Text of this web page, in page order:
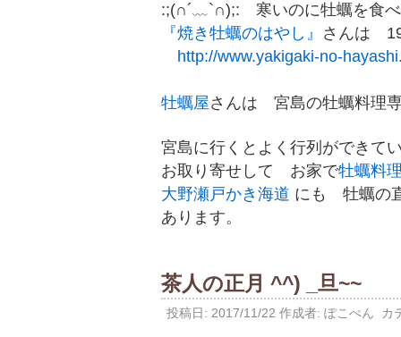
:;(∩´﹏`∩);: 寒いのに牡蠣を食
『焼き牡蠣のはやし』 さんは
http://www.yakigaki-no-
牡蠣屋さんは 宮島の牡蠣料理
宮島に行くとよく行列ができて
お取り寄せして お家で牡蠣料
大野瀬戸かき海道 にも 牡蠣の
あります。
茶人の正月 ^^) _旦~~
投稿日: 2017/11/22 作成者: ぽこぺん カ